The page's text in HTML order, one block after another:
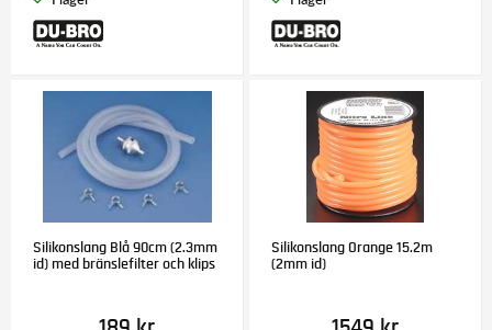
Silikonslang Blå 90cm (2.3mm
id) med bränslefilter och klips
Silikonslang Orange 15.2m
(2mm id)